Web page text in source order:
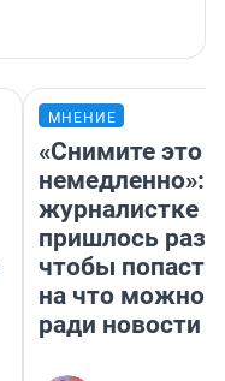
МНЕНИЕ
«Снимите это
немедленно»:
журналистке
пришлось
чтобы попасть
на что можно
ради новости